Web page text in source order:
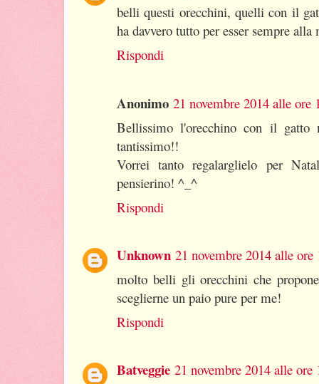
belli questi orecchini, quelli con il
ha davvero tutto per esser sempre alla
Rispondi
Anonimo 21 novembre 2014 alle ore
Bellissimo l'orecchino con il gatto
tantissimo!!
Vorrei tanto regalarglielo per
pensierino! ^_^
Rispondi
Unknown 21 novembre 2014 alle ore
molto belli gli orecchini che
sceglierne un paio pure per me!
Rispondi
Batveggie 21 novembre 2014 alle ore